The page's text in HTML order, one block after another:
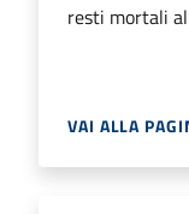
resti mortali
VAI ALLA